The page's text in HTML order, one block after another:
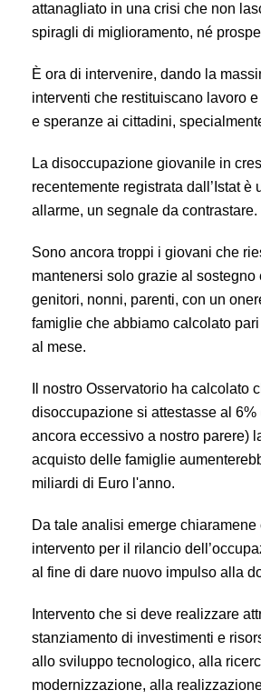
attanagliato in una crisi che non
spiragli di miglioramento, né
È ora di intervenire, dando la
interventi che restituiscano lavoro
e speranze ai cittadini,
La disoccupazione giovanile in
recentemente registrata dall’Istat è
allarme, un segnale da contrastare.
Sono ancora troppi i giovani che
mantenersi solo grazie al sostegno
genitori, nonni, parenti, con un
famiglie che abbiamo calcolato
al mese.
Il nostro Osservatorio ha calcolato
disoccupazione si attestasse al 6%
ancora eccessivo a nostro parere)
acquisto delle famiglie
miliardi di Euro l'anno.
Da tale analisi emerge chiaramene
intervento per il rilancio
al fine di dare nuovo impulso alla
Intervento che si deve realizzare
stanziamento di investimenti e
allo sviluppo tecnologico, alla
modernizzazione, alla